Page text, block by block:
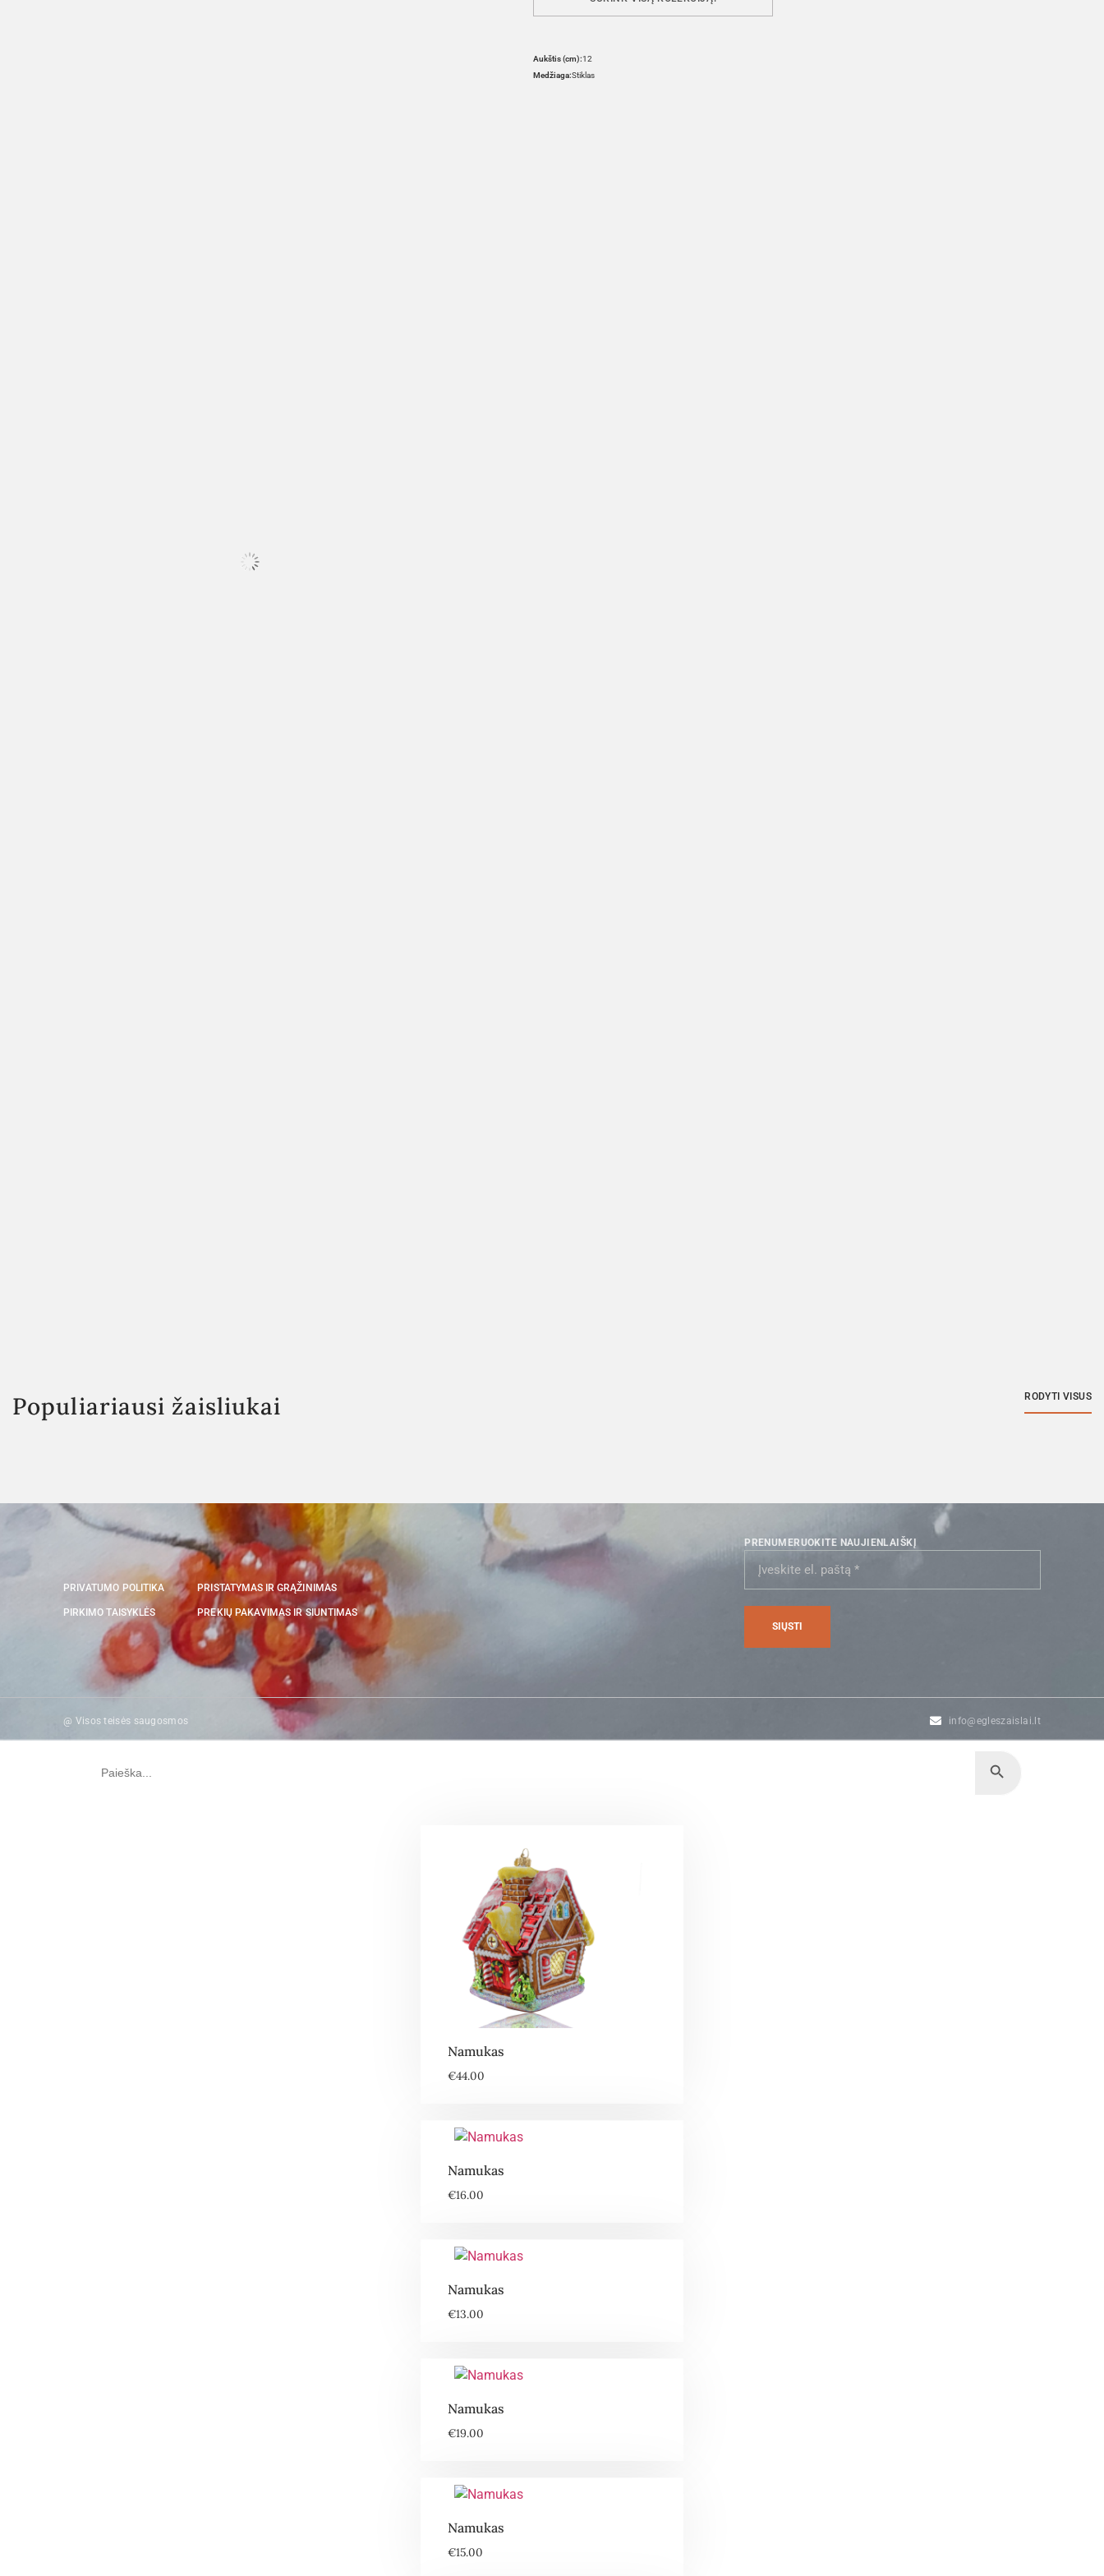
Aukštis (cm):12
Medžiaga:Stiklas
Populiariausi žaisliukai RODYTI VISUS
PRIVATUMO POLITIKA
PIRKIMO TAISYKLĖS
PRISTATYMAS IR GRĄŽINIMAS
PREKIŲ PAKAVIMAS IR SIUNTIMAS
PRENUMERUOKITE NAUJIENLAIŠKĮ
@ Visos teisės saugosmos info@egleszaislai.lt
Namukas
€44.00
Namukas
€16.00
Namukas
€13.00
Namukas
€19.00
Namukas
€15.00